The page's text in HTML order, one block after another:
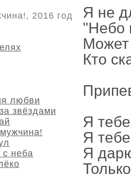
Я не
"Небо
Может
Кто
Я
Я
Я
2016 год
любви
звёздами
неба